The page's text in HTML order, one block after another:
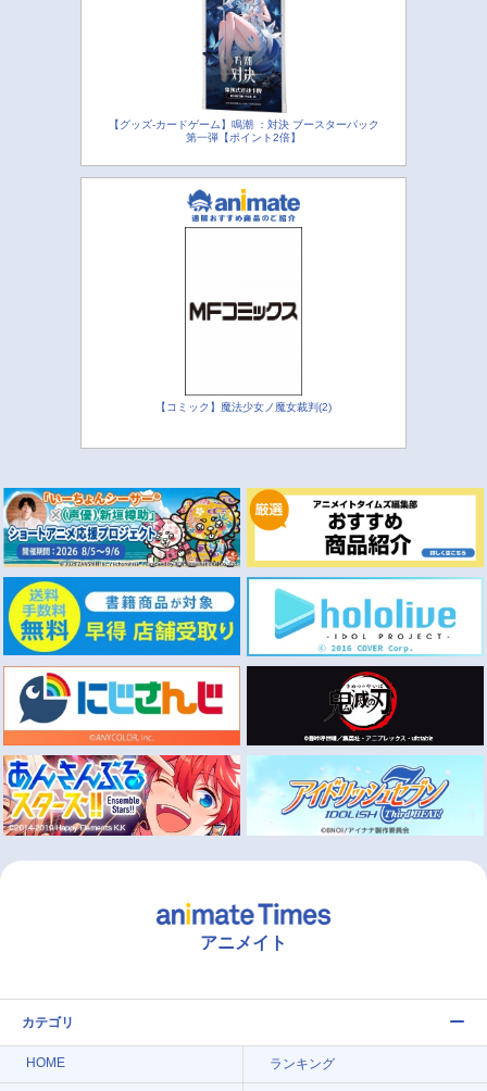
【グッズ-カードゲーム】鳴潮 ：対決 ブースターパック
第一弾【ポイント2倍】
【コミック】魔法少女ノ魔女裁判(2)
アニメイト
カテゴリ
HOME ランキング